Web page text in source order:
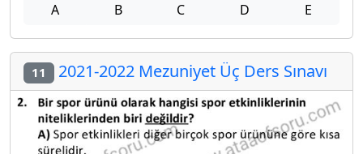
A B C D E
11 2021-2022 Mezuniyet Üç Ders Sınavı